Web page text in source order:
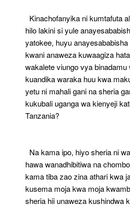
Kinachofanyika ni kumtafuta
hilo lakini si yule
yatokee, huyu
kwani anaweza kuwaagiza
wakalete viungo vya
kuandika waraka huu kwa
yetu ni mahali gani na sheria
kukubali uganga wa kienyeji
Tanzania?
Na kama ipo, hiyo sheria ni
hawa wanadhibitiwa na
kama tiba zao zina athari kwa
kusema moja kwa moja
sheria hii unaweza kushindwa